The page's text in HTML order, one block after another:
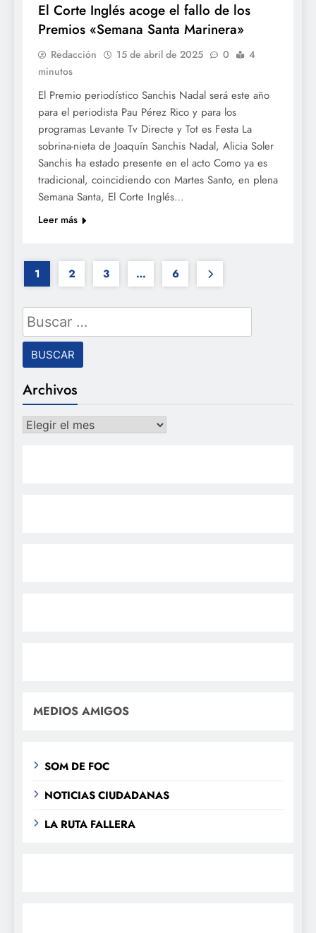
El Corte Inglés acoge el fallo de los
Premios «Semana Santa Marinera»
Redacción 15 de abril de 2025 0
4
minutos
El Premio periodístico Sanchis Nadal será este año
para el periodista Pau Pérez Rico y para los
programas Levante Tv Directe y Tot es Festa La
sobrina-nieta de Joaquín Sanchis Nadal, Alicia Soler
Sanchis ha estado presente en el acto Como ya es
tradicional, coincidiendo con Martes Santo, en plena
Semana Santa, El Corte Inglés…
Leer más
1 2 3 … 6
Buscar:
Archivos
Archivos
MEDIOS AMIGOS
SOM DE FOC
NOTICIAS CIUDADANAS
LA RUTA FALLERA